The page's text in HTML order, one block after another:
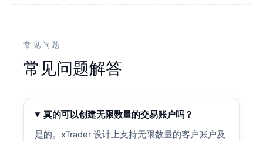
常见问题
常见问题解答
真的可以创建无限数量的交易账户吗？
是的。xTrader 设计上支持无限数量的客户账户及